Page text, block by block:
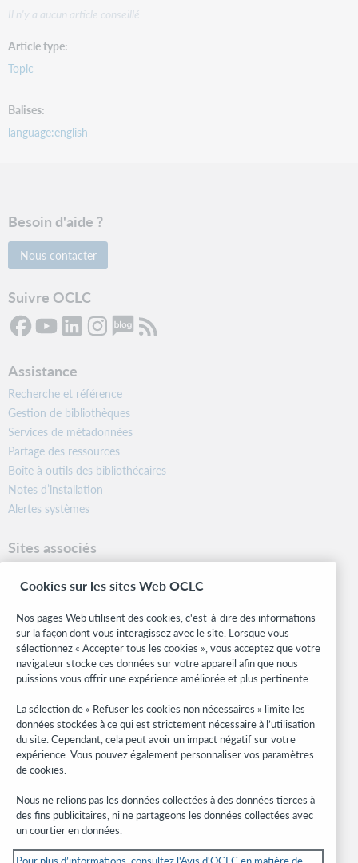
Il n'y a aucun article conseillé.
Article type
Topic
Balises
language:english
Besoin d'aide ?
Nous contacter
Suivre OCLC
Assistance
Recherche et référence
Gestion de bibliothèques
Services de métadonnées
Partage des ressources
Boîte à outils des bibliothécaires
Notes d’installation
Alertes systèmes
Sites associés
Formats bibliographiques
Research
WebJunction
Réseau des développeurs
Soyez informé
Recevez les dernières nouvelles sur les produits et services, des
études, des événements, et plus.
Cookies sur les sites Web OCLC
Nos pages Web utilisent des cookies, c'est-à-dire des informations
sur la façon dont vous interagissez avec le site. Lorsque vous
sélectionnez « Accepter tous les cookies », vous acceptez que votre
navigateur stocke ces données sur votre appareil afin que nous
puissions vous offrir une expérience améliorée et plus pertinente.
La sélection de « Refuser les cookies non nécessaires » limite les
données stockées à ce qui est strictement nécessaire à l’utilisation
du site. Cependant, cela peut avoir un impact négatif sur votre
expérience. Vous pouvez également personnaliser vos paramètres
de cookies.
Nous ne relions pas les données collectées à des données tierces à
des fins publicitaires, ni ne partageons les données collectées avec
un courtier en données.